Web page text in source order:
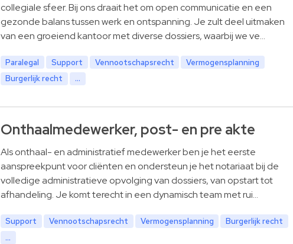
collegiale sfeer. Bij ons draait het om open communicatie en een
gezonde balans tussen werk en ontspanning. Je zult deel uitmaken
van een groeiend kantoor met diverse dossiers, waarbij we ve…
Paralegal Support Vennootschapsrecht
Vermogensplanning
Burgerlijk recht
...
Onthaalmedewerker, post- en pre akte
Als onthaal- en administratief medewerker ben je het eerste
aanspreekpunt voor cliënten en ondersteun je het notariaat bij de
volledige administratieve opvolging van dossiers, van opstart tot
afhandeling. Je komt terecht in een dynamisch team met rui…
Support Vennootschapsrecht Vermogensplanning
Burgerlijk recht
...